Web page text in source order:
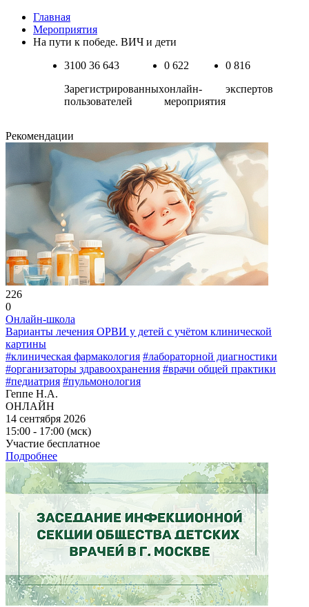
Главная
Мероприятия
На пути к победе. ВИЧ и дети
3100 36 643
Зарегистрированных
пользователей
0 622
онлайн-
мероприятия
0 816
экспертов
Рекомендации
226
0
Онлайн-школа
Варианты лечения ОРВИ у детей с учётом клинической
картины
#клиническая фармакология #лабораторной диагностики
#организаторы здравоохранения #врачи общей практики
#педиатрия #пульмонология
Геппе Н.А.
ОНЛАЙН
14 сентября 2026
15:00 - 17:00 (мск)
Участие бесплатное
Подробнее